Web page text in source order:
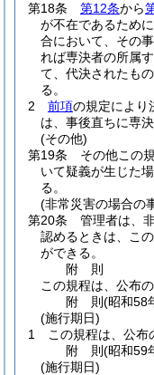
第18条
第12条から
が不在であるため
合において、その
れば専決者の所属
て、代決されたも
る。
2
前項の規定により
は、事後直ちに専
(その他)
第19条
その他この
いて疑義が生じた
る。
(非常災害の場合の
第20条
管理者は、
認めるときは、こ
ができる。
附 則
この規程は、公布
附 則(昭和58
(施行期日)
1
この規程は、公布
附 則(昭和59
(施行期日)